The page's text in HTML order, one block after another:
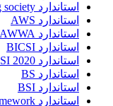
استاندارد Audio Engineering society
استاندارد AWS
استاندارد AWWA
استاندارد BICSI
استاندارد BICSI 2020
استاندارد BS
استاندارد BSI
استاندارد Business Process Framework